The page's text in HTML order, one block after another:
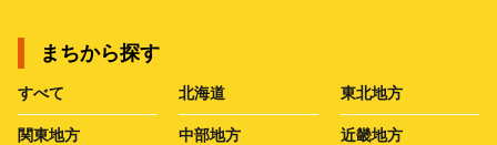
まちから探す
すべて 北海道 東北地方
関東地方 中部地方 近畿地方